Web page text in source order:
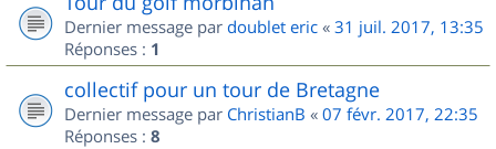
Dernier message par doublet eric « 31 juil. 2017, 13:35
Réponses : 1
collectif pour un tour de Bretagne
Dernier message par ChristianB « 07 févr. 2017, 22:35
Réponses : 8